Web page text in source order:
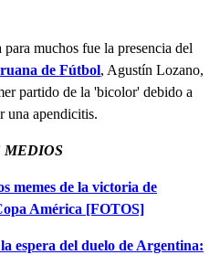
muchos fue la presencia del
de Fútbol, Agustín Lozano,
partido de la 'bicolor' debido a
una apendicitis.
MEDIOS
memes de la victoria de
América [FOTOS]
espera del duelo de Argentina: